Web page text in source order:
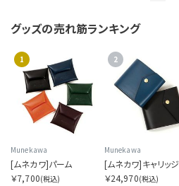
商品ステータスを指定する
表示順を指定する
グッズの売れ筋ランキング
1
Munekawa
[ムネカワ]パーム
￥7,700(税込)
2
Munekawa
[ムネカワ]キャリッジ
￥24,970(税込)